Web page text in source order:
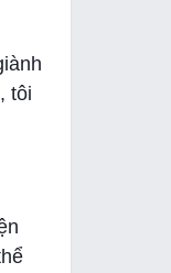
tôi